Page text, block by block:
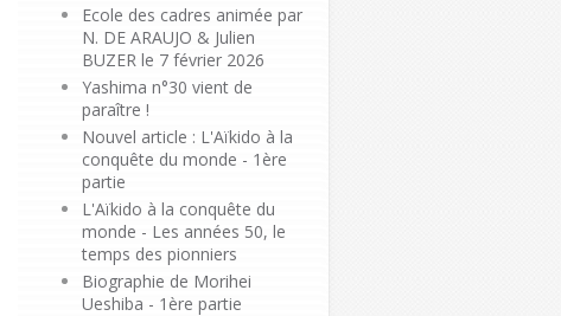
Ecole des cadres animée par
N. DE ARAUJO & Julien
BUZER le 7 février 2026
Yashima n°30 vient de
paraître !
Nouvel article : L'Aïkido à la
conquête du monde - 1ère
partie
L'Aïkido à la conquête du
monde - Les années 50, le
temps des pionniers
Biographie de Morihei
Ueshiba - 1ère partie